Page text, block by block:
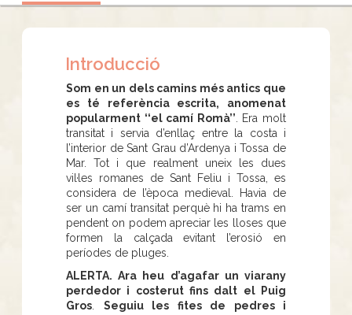
Introducció
Som en un dels camins més antics que
es té referència escrita, anomenat
popularment ‘‘el camí Romà’’ . Era molt
transitat i servia d’enllaç entre la costa i
l’interior de Sant Grau d’Ardenya i Tossa de
Mar. Tot i que realment uneix les dues
vil·les romanes de Sant Feliu i Tossa, es
considera de l’època medieval. Havia de
ser un camí transitat perquè hi ha trams en
pendent on podem apreciar les lloses que
formen la calçada evitant l’erosió en
períodes de pluges.
ALERTA. Ara heu d’agafar un viarany
perdedor i costerut fins dalt el Puig
Gros
Seguiu les fites de pedres i